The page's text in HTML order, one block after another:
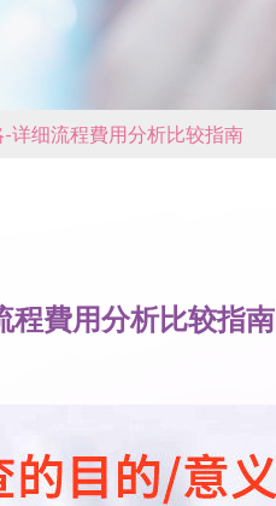
详细流程費用分析比较指南
程費用分析比较指南